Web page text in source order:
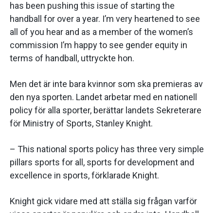
has been pushing this issue of starting the
handball for over a year. I’m very heartened to see
all of you hear and as a member of the women’s
commission I’m happy to see gender equity in
terms of handball, uttryckte hon.
Men det är inte bara kvinnor som ska premieras av
den nya sporten. Landet arbetar med en nationell
policy för alla sporter, berättar landets Sekreterare
för Ministry of Sports, Stanley Knight.
– This national sports policy has three very simple
pillars sports for all, sports for development and
excellence in sports, förklarade Knight.
Knight gick vidare med att ställa sig frågan varför